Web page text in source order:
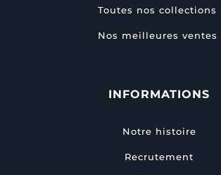
Toutes nos collections
Nos meilleures ventes
INFORMATIONS
Notre histoire
Recrutement